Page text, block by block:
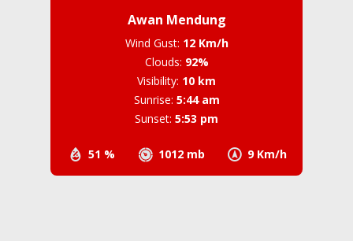
Awan Mendung
51 % 1012 mb 9 Km/h
Wind Gust: 12 Km/h
Clouds: 92%
Visibility: 10 km
Sunrise: 5:44 am
Sunset: 5:53 pm